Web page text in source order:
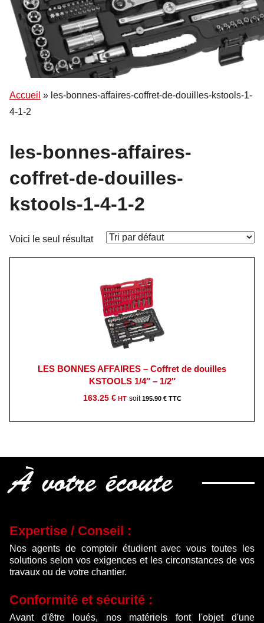
Accueil » les-bonnes-affaires-coffret-de-douilles-kstools-1-
4-1-2
les-bonnes-affaires-
coffret-de-douilles-
kstools-1-4-1-2
Voici le seul résultat
LES BONNES AFFAIRES – Coffret de douilles
KSTOOLS 1/4″ – 1/2″
163.25 € 195.90 €
À votre écoute
Expertise / Conseil :
Nos agents de comptoir étudient avec vous toutes les
solutions selon vos exigences et les circonstances de vos
travaux ou de votre chantier.
Conformité et sécurité :
Avant d'être loués, nos matériels font l'objet d'une